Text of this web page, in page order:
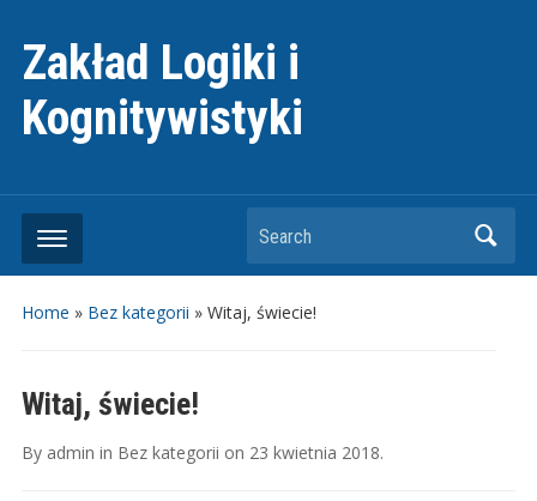
Zakład Logiki i
Kognitywistyki
Search
Home » Bez kategorii » Witaj, świecie!
Witaj, świecie!
By admin in Bez kategorii on 23 kwietnia 2018.